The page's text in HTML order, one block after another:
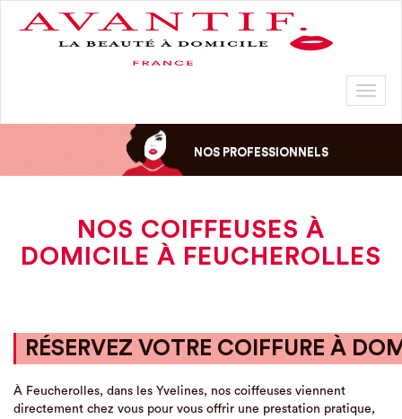
NOS PROFESSIONNELS
NOS COIFFEUSES À
DOMICILE À FEUCHEROLLES
RÉSERVEZ VOTRE COIFFURE À
À Feucherolles, dans les Yvelines, nos coiffeuses viennent
directement chez vous pour vous offrir une prestation pratique,